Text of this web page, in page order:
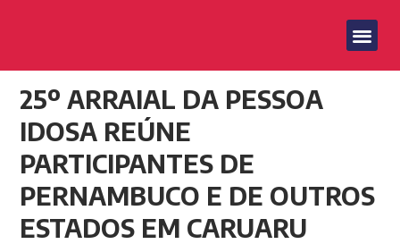
25º ARRAIAL DA PESSOA
IDOSA REÚNE
PARTICIPANTES DE
PERNAMBUCO E DE OUTROS
ESTADOS EM CARUARU